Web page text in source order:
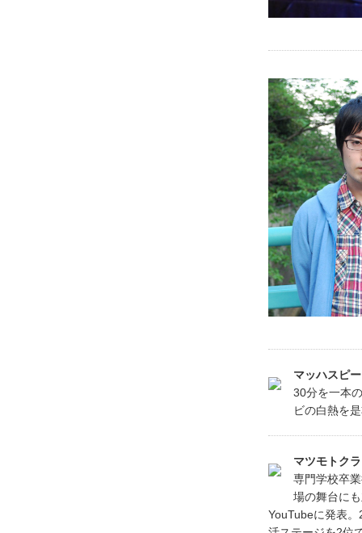
マッハスピ
30分を一本
ビの白熱を
マツモトク
専門学校卒
場の舞台に
YouTubeに発表